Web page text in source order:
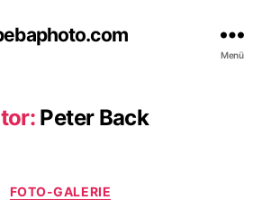
Menü
Peter Back
Kategorien
FOTO-GALERIE